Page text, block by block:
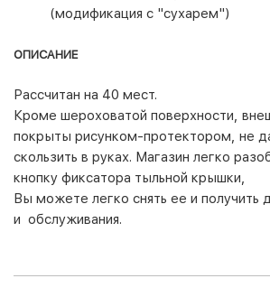
(модификация с "сухарем")
ОПИСАНИЕ
Рассчитан на 40 мест.
Кроме шероховатой поверхности,
покрыты рисунком-протектором, не
скользить в руках. Магазин легко
кнопку фиксатора тыльной крышки,
Вы можете легко снять ее и получить
и обслуживания.